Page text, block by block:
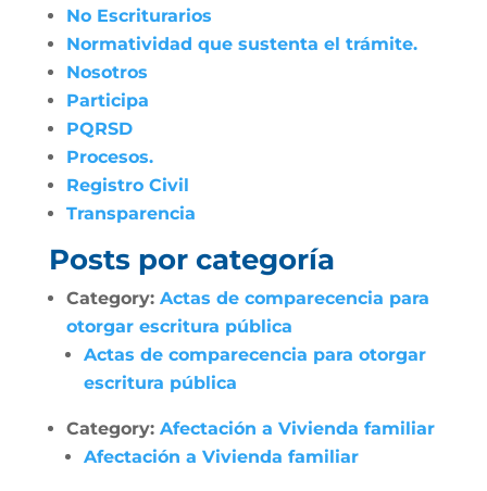
No Escriturarios
Normatividad que sustenta el trámite.
Nosotros
Participa
PQRSD
Procesos.
Registro Civil
Transparencia
Posts por categoría
Category: Actas de comparecencia para
otorgar escritura pública
Actas de comparecencia para otorgar
escritura pública
Category: Afectación a Vivienda familiar
Afectación a Vivienda familiar